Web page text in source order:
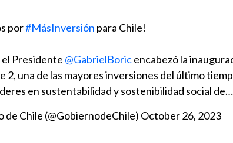
por#MásInversión para Chile!
Presidente @GabrielBoricencabezó la
2, una de las mayores inversiones del último
en sustentabilidad y sostenibilidad social de…
de Chile (@GobiernodeChile) October 26, 2023